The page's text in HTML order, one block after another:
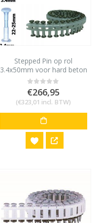
Stepped Pin op rol
3.4x50mm voor hard beton
en staal 10mm HN120
(1000st)
0out of 5
€266,95
(€323,01 incl. BTW)